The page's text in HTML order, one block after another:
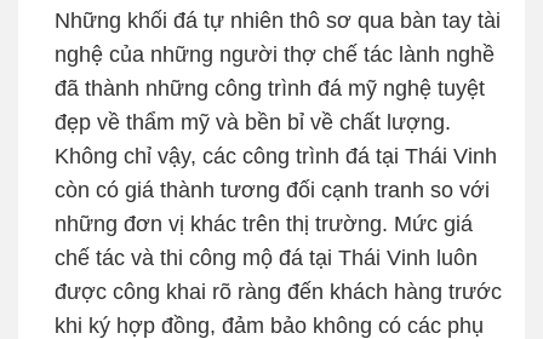
Những khối đá tự nhiên thô sơ qua bàn tay tài
nghệ của những người thợ chế tác lành nghề
đã thành những công trình đá mỹ nghệ tuyệt
đẹp về thẩm mỹ và bền bỉ về chất lượng.
Không chỉ vậy, các công trình đá tại Thái Vinh
còn có giá thành tương đối cạnh tranh so với
những đơn vị khác trên thị trường. Mức giá
chế tác và thi công mộ đá tại Thái Vinh luôn
được công khai rõ ràng đến khách hàng trước
khi ký hợp đồng, đảm bảo không có các phụ